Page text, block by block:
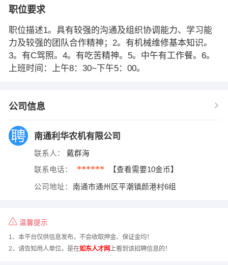
职位要求
职位描述1。具有较强的沟通及组织协调能力、学习能
力及较强的团队合作精神；2。有机械维修基本知识。
3。有C驾照。4。有吃苦精神。5。中午有工作餐。6。
上班时间：上午8：30~下午5：00。
公司信息
南通利华农机有限公司
联系人： 戴群海
联系电话： ****** 【查看需要10金币】
公司地址： 南通市通州区平潮镇颜港村6组
温馨提示
1、本平台仅供信息发布，不会收取押金、保证金均！
2、请告知用人单位，是在如东人才网上看到该招聘信息的！